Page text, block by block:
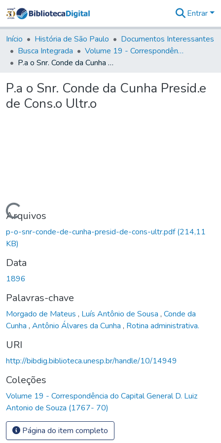
&
Coleções
Tudo na
Biblioteca
Estatísticas
Entrar
Início História de São Paulo
Documentos Interessantes
Busca Integrada
Volume 19 - Correspondência do Capital General D. Luiz Antonio de Souza (1767- 70)
P.a o Snr. Conde da Cunha Presid.e de Cons.o Ultr.o
P.a o Snr. Conde da Cunha Presid.e
de Cons.o Ultr.o
Carregando...
Arquivos
p-o-snr-conde-de-cunha-presid-de-cons-ultr.pdf(214,11
KB)
Data
1896
Palavras-chave
Morgado de Mateus , Luís Antônio de Sousa , Conde da
Cunha , Antônio Álvares da Cunha , Rotina administrativa.
URI
http://bibdig.biblioteca.unesp.br/handle/10/14949
Coleções
Volume 19 - Correspondência do Capital General D. Luiz
Antonio de Souza (1767- 70)
Página do item completo